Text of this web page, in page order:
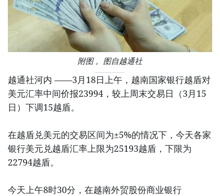
附图 。图自越通社
越通社河内 ——3月18日上午，越南国家银行越盾对
美元汇率中间价报23994，较上周末交易日（3月15
日）下调15越盾。
在越盾兑美元的交易区间为±5%的情况下，今天各家
银行美元兑越盾汇率上限为25193越盾，下限为
22794越盾。
今天上午8时30分，在越南外贸股份商业银行